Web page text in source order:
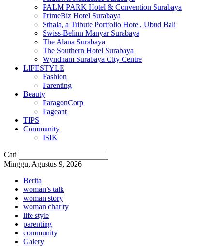
PALM PARK Hotel & Convention Surabaya
PrimeBiz Hotel Surabaya
Sthala, a Tribute Portfolio Hotel, Ubud Bali
Swiss-Belinn Manyar Surabaya
The Alana Surabaya
The Southern Hotel Surabaya
Wyndham Surabaya City Centre
LIFESTYLE
Fashion
Parenting
Beauty
ParagonCorp
Pageant
TIPS
Community
ISIK
Cari
Minggu, Agustus 9, 2026
Berita
woman’s talk
woman story
woman charity
life style
parenting
community
Galery